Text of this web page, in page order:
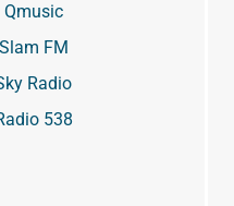
Qmusic
FM
Radio
538